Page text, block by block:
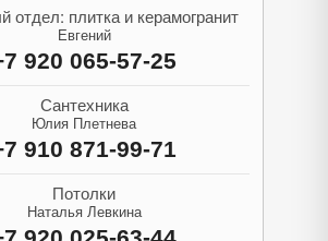
отдел: плитка и керамогранит
Евгений
920 065-57-25
Сантехника
Юлия Плетнева
910 871-99-71
Потолки
Наталья Левкина